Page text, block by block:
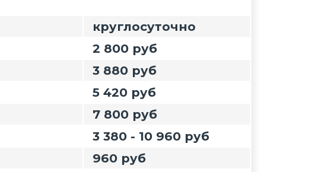
круглосуточно
2 800 руб
3 880 руб
5 420 руб
7 800 руб
3 380 - 10 960 руб
960 руб